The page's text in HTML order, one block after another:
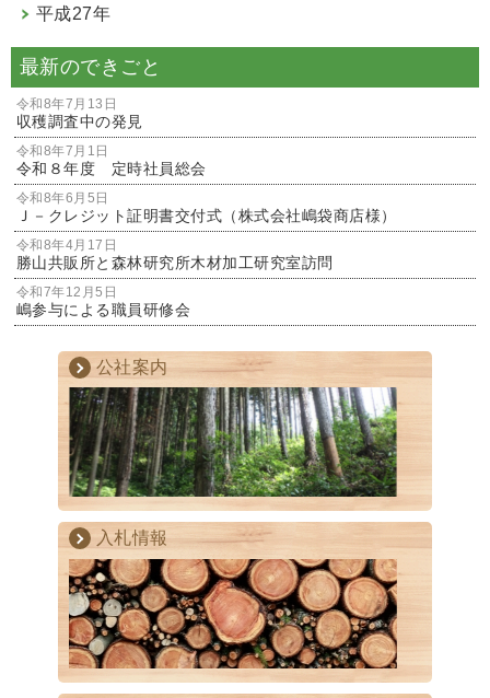
平成27年
最新のできごと
令和8年7月13日
収穫調査中の発見
令和8年7月1日
令和８年度 定時社員総会
令和8年6月5日
Ｊ－クレジット証明書交付式（株式会社嶋袋商店様）
令和8年4月17日
勝山共販所と森林研究所木材加工研究室訪問
令和7年12月5日
嶋参与による職員研修会
公社案内
入札情報